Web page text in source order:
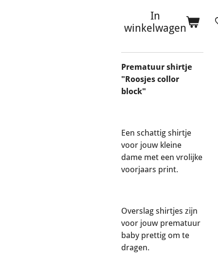
In
winkelwagen
Prematuur shirtje
"Roosjes collor
block"
Een schattig shirtje
voor jouw kleine
dame met een vrolijke
voorjaars print.
Overslag shirtjes zijn
voor jouw prematuur
baby prettig om te
dragen.